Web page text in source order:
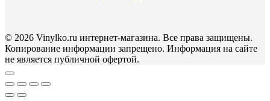
© 2026 Vinylko.ru интернет-магазина. Все права защищены.
Копирование информации запрещено. Информация на сайте
не является публичной офертой.